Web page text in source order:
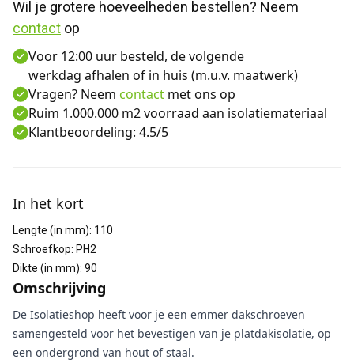
contact op
Voor 12:00 uur besteld, de volgende
werkdag afhalen of in huis (m.u.v. maatwerk)
Vragen? Neem contact met ons op
Ruim 1.000.000 m2 voorraad aan isolatiemateriaal
Klantbeoordeling: 4.5/5
In het kort
Lengte (in mm): 110
Schroefkop: PH2
Dikte (in mm): 90
Omschrijving
De Isolatieshop heeft voor je een emmer dakschroeven
samengesteld voor het bevestigen van je platdakisolatie, op
een ondergrond van hout of staal.